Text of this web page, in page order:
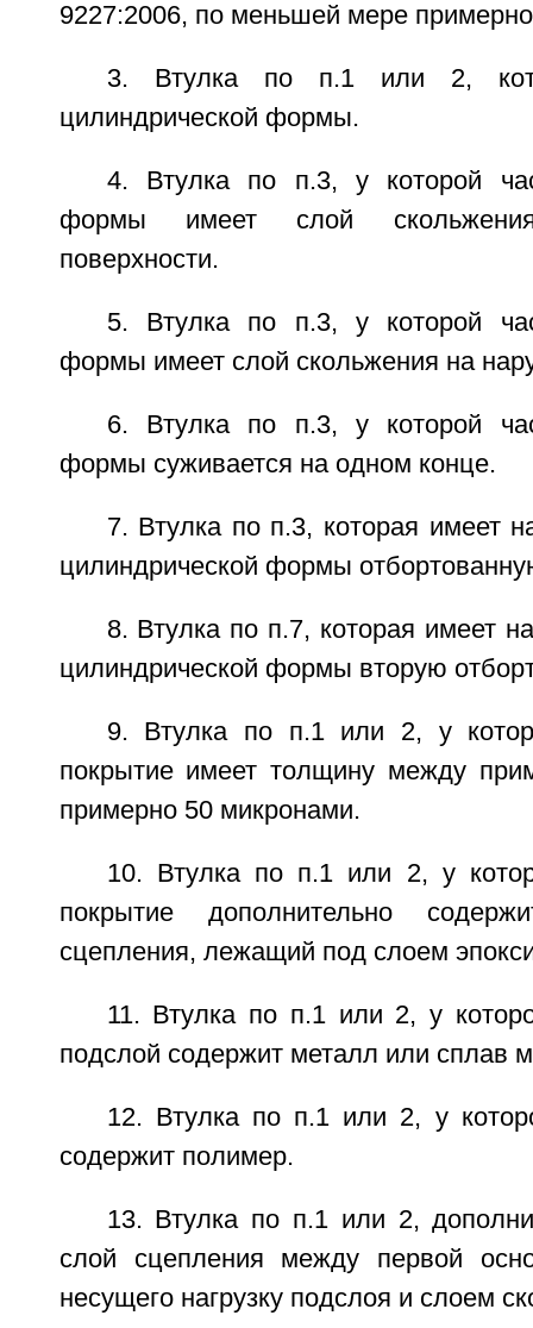
9227:2006, по меньшей мере
3. Втулка по п.1 или 2,
цилиндрической формы.
4. Втулка по п.3, у которой
формы имеет слой
поверхности.
5. Втулка по п.3, у которой
формы имеет слой скольжения на
6. Втулка по п.3, у которой
формы суживается на одном конце.
7. Втулка по п.3, которая имеет
цилиндрической формы
8. Втулка по п.7, которая имеет
цилиндрической формы вторую
9. Втулка по п.1 или 2, у
покрытие имеет толщину между
примерно 50 микронами.
10. Втулка по п.1 или 2, у
покрытие дополнительно
сцепления, лежащий под слоем
11. Втулка по п.1 или 2, у
подслой содержит металл или сплав
12. Втулка по п.1 или 2, у
содержит полимер.
13. Втулка по п.1 или 2,
слой сцепления между первой
несущего нагрузку подслоя и слоем